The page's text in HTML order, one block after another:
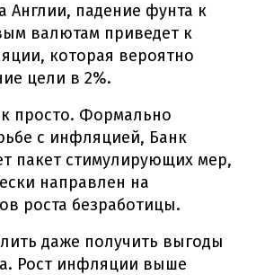
Англии, падение фунта к
валютам приведет к
которая вероятно
цели в 2%.
просто. Формально
с инфляцией, Банк
пакет стимулирующих мер,
направлен на
роста безработицы.
даже получить выгоды
Рост инфляции выше